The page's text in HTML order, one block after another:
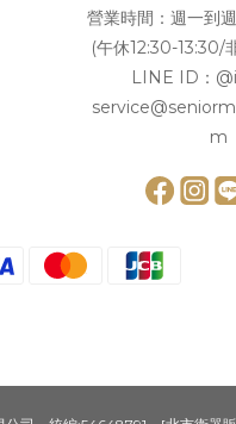
營業時間：週一到
(午休12:30-13:30/
LINE ID：
m